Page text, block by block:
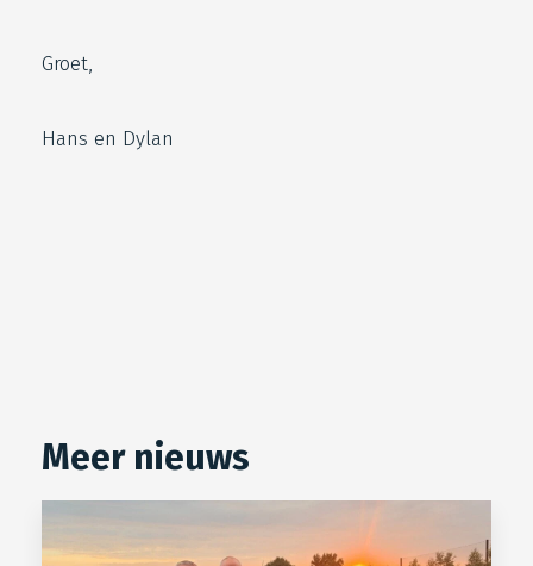
Groet,
Hans en Dylan
Meer nieuws